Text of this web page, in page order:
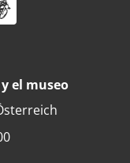
el museo